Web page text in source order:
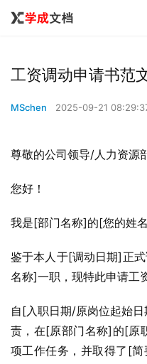
工资调动申请书范
MSchen 2025-09-21
尊敬的公司领导/人力资源
您好！
我是[部门名称]的[您的姓
鉴于本人于[调动日期]正
名称]一职，现特此申请工
自[入职日期/原岗位起始
责，在[原部门名称]的[原
项工作任务，并取得了[